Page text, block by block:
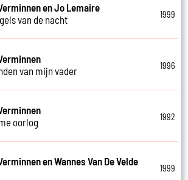
en Jo Lemaire
van de nacht
1999
van mijn vader
1996
oorlog
1992
en Wannes Van De Velde
1999